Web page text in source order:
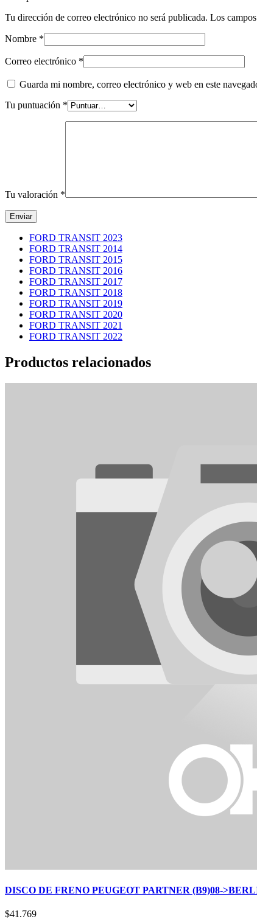
Tu dirección de correo electrónico no será publicada. Los
Nombre *
Correo electrónico *
Guarda mi nombre, correo electrónico y web en este
Tu puntuación *
Tu valoración *
FORD TRANSIT 2023
FORD TRANSIT 2014
FORD TRANSIT 2015
FORD TRANSIT 2016
FORD TRANSIT 2017
FORD TRANSIT 2018
FORD TRANSIT 2019
FORD TRANSIT 2020
FORD TRANSIT 2021
FORD TRANSIT 2022
Productos relacionados
DISCO DE FRENO PEUGEOT PARTNER (B9)08-
$41.769